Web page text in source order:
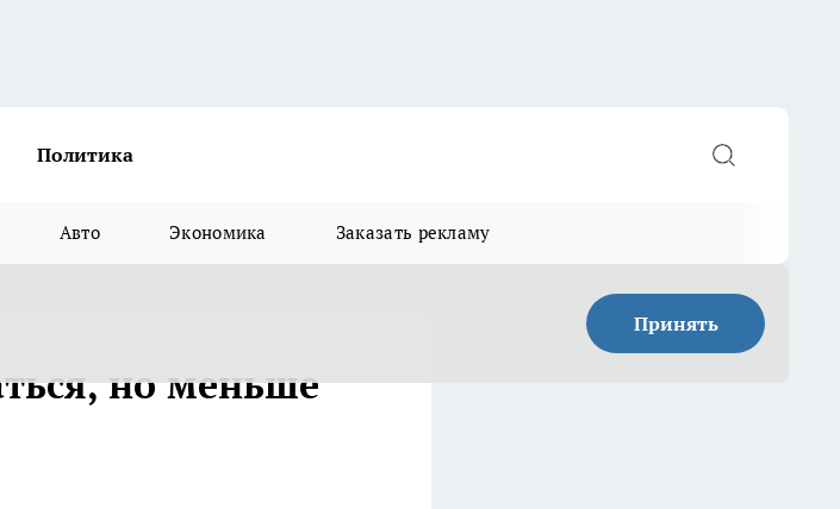
Политика
Авто Экономика Заказать рекламу
Принять
но меньше